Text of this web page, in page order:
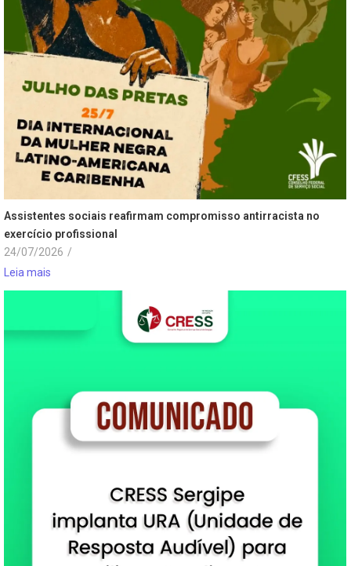
Assistentes sociais reafirmam compromisso antirracista no
exercício profissional
24/07/2026 /
Leia mais